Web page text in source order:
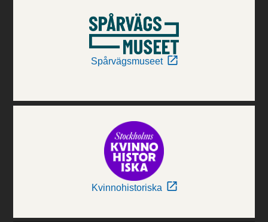
Spårvägsmuseet
Kvinnohistoriska